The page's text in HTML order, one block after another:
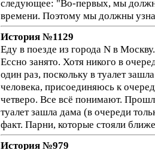
следующее: "Во-первых, мы
времени. Поэтому мы должны
История №1129
Еду в поезде из города N в
Ессно занято. Хотя никого в
один раз, поскольку в туалет
человека, присоединяюсь к
четверо. Все всё понимают.
туалет зашла дама (в очереди
факт. Парни, которые стояли
История №979